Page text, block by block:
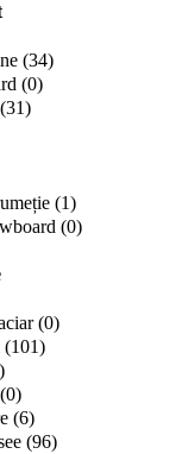
(34)
(0)
(31)
(1)
(0)
(0)
(101)
(0)
(6)
(96)